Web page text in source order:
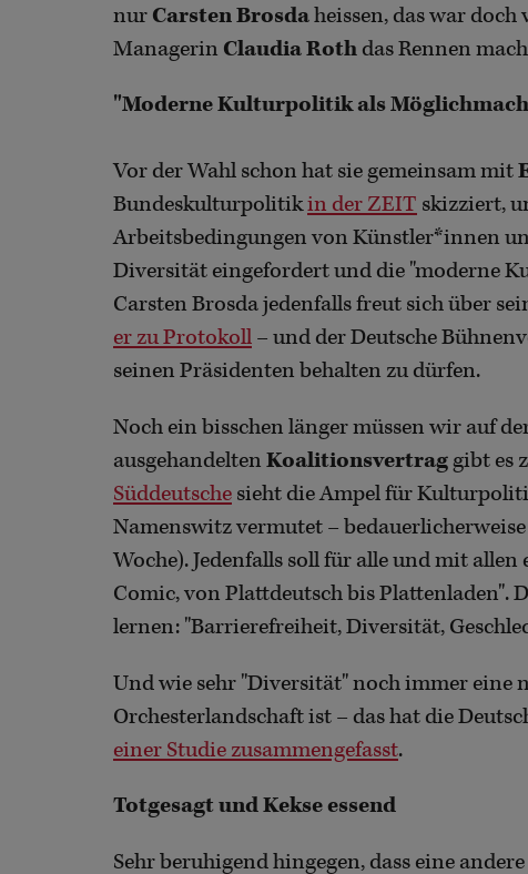
nur Carsten Brosdaheissen, das war
Managerin Claudia Roth das Rennen
"Moderne Kulturpolitik als
Vor der Wahl schon hat sie gemeinsam mit
Bundeskulturpolitikin der ZEIT skizziert,
Arbeitsbedingungen von Künstler*innen
Diversität eingefordert und die "moderne
Carsten Brosda jedenfalls freut sich über
er zu Protokoll – und der Deutsche
seinen Präsidenten behalten zu dürfen.
Noch ein bisschen länger müssen wir auf
ausgehandelten Koalitionsvertrag gibt es
Süddeutsche sieht die Ampel für
Namenswitz vermutet –
Woche). Jedenfalls soll für alle und mit
Comic, von Plattdeutsch bis Plattenladen".
lernen: "Barrierefreiheit, Diversität,
Und wie sehr "Diversität" noch immer eine
Orchesterlandschaft ist – das hat die
einer Studie zusammengefasst.
Totgesagt und Kekse essend
Sehr beruhigend hingegen, dass eine